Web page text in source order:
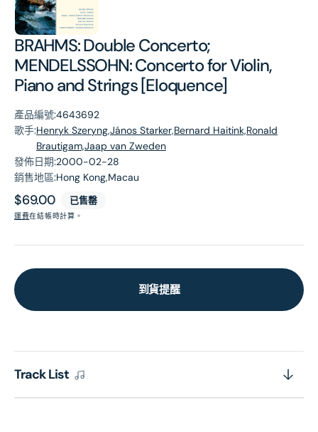
BRAHMS: Double Concerto;
MENDELSSOHN: Concerto for Violin,
Piano and Strings [Eloquence]
產品編號:4643692
歌手:Henryk Szeryng,János Starker,Bernard Haitink,Ronald
Brautigam,Jaap van Zweden
發佈日期:2000-02-28
銷售地區:Hong Kong,Macau
原
價
$69.00 已售罄
運費在結帳時計算。
到貨提醒
Track List